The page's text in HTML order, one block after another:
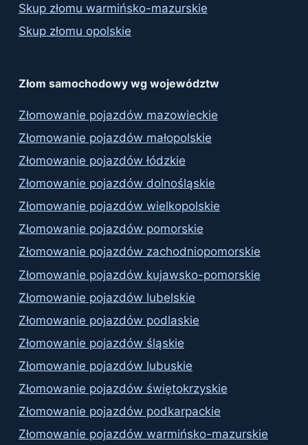
Skup złomu warmińsko-mazurskie
Skup złomu opolskie
Złom samochodowy wg województw
Złomowanie pojazdów mazowieckie
Złomowanie pojazdów małopolskie
Złomowanie pojazdów łódzkie
Złomowanie pojazdów dolnośląskie
Złomowanie pojazdów wielkopolskie
Złomowanie pojazdów pomorskie
Złomowanie pojazdów zachodniopomorskie
Złomowanie pojazdów kujawsko-pomorskie
Złomowanie pojazdów lubelskie
Złomowanie pojazdów podlaskie
Złomowanie pojazdów śląskie
Złomowanie pojazdów lubuskie
Złomowanie pojazdów świętokrzyskie
Złomowanie pojazdów podkarpackie
Złomowanie pojazdów warmińsko-mazurskie